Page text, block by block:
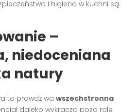
i higiena w kuchni są
–
niedoceniana
natury
to prawdziwawszechstronna
daleko wykracza poza rolę